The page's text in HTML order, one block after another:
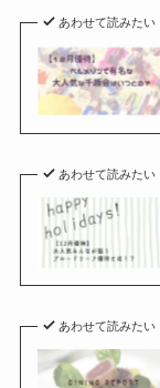
あわせて読みたい
あわせて読みたい
あわせて読みたい